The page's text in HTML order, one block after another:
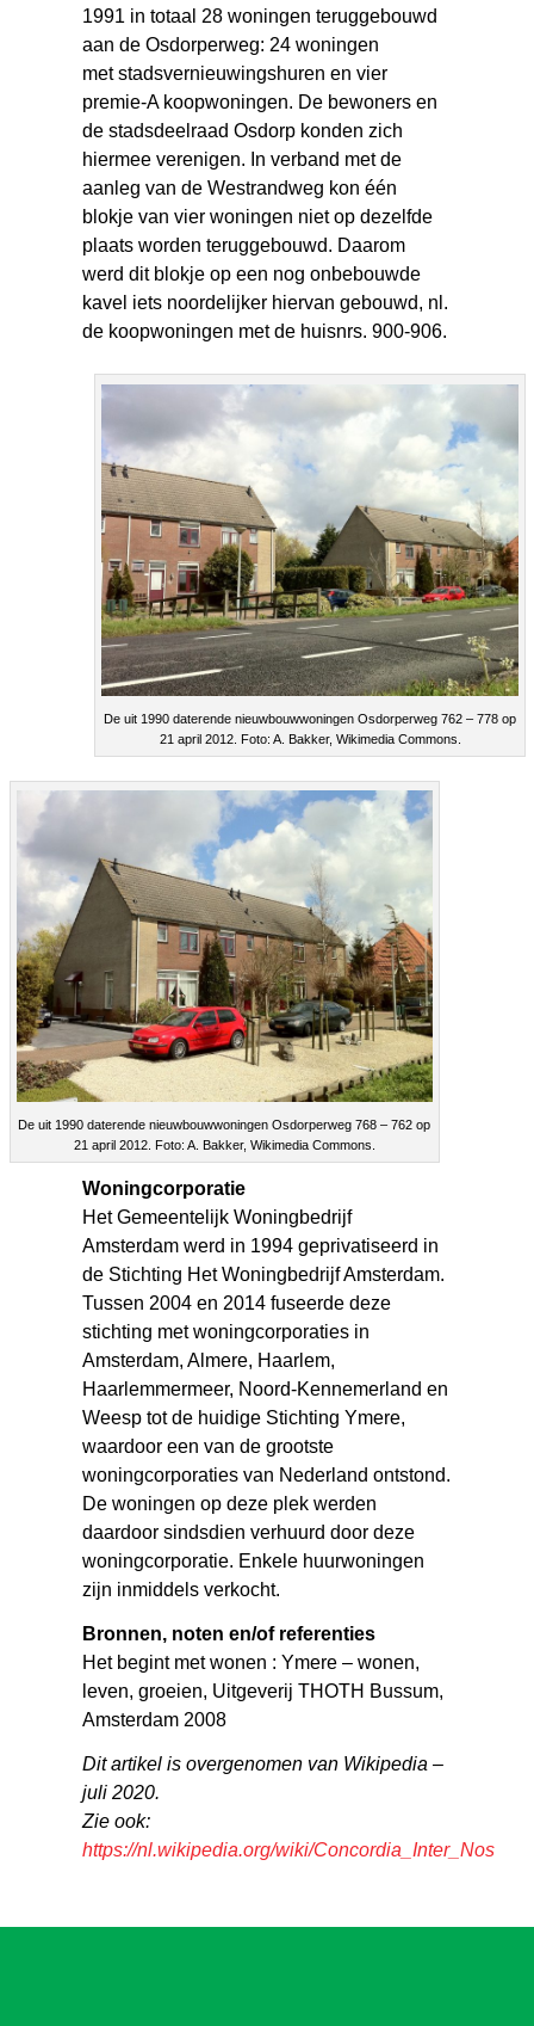
1991 in totaal 28 woningen teruggebouwd
aan de Osdorperweg: 24 woningen
met stadsvernieuwingshuren en vier
premie-A koopwoningen. De bewoners en
de stadsdeelraad Osdorp konden zich
hiermee verenigen. In verband met de
aanleg van de Westrandweg kon één
blokje van vier woningen niet op dezelfde
plaats worden teruggebouwd. Daarom
werd dit blokje op een nog onbebouwde
kavel iets noordelijker hiervan gebouwd, nl.
de koopwoningen met de huisnrs. 900-906.
De uit 1990 daterende nieuwbouwwoningen Osdorperweg 762 – 778 op
21 april 2012. Foto: A. Bakker, Wikimedia Commons.
De uit 1990 daterende nieuwbouwwoningen Osdorperweg 768 – 762 op
21 april 2012. Foto: A. Bakker, Wikimedia Commons.
Woningcorporatie
Het Gemeentelijk Woningbedrijf
Amsterdam werd in 1994 geprivatiseerd in
de Stichting Het Woningbedrijf Amsterdam.
Tussen 2004 en 2014 fuseerde deze
stichting met woningcorporaties in
Amsterdam, Almere, Haarlem,
Haarlemmermeer, Noord-Kennemerland en
Weesp tot de huidige Stichting Ymere,
waardoor een van de grootste
woningcorporaties van Nederland ontstond.
De woningen op deze plek werden
daardoor sindsdien verhuurd door deze
woningcorporatie. Enkele huurwoningen
zijn inmiddels verkocht.
Bronnen, noten en/of referenties
Het begint met wonen : Ymere – wonen,
leven, groeien, Uitgeverij THOTH Bussum,
Amsterdam 2008
Dit artikel is overgenomen van Wikipedia –
juli 2020.
Zie ook:
https://nl.wikipedia.org/wiki/Concordia_Inter_Nos